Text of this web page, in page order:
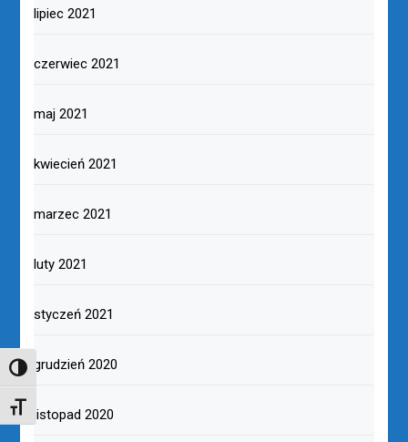
TOGGLE HIGH CONTRAST
TOGGLE FONT SIZE
lipiec 2021
czerwiec 2021
maj 2021
kwiecień 2021
marzec 2021
luty 2021
styczeń 2021
grudzień 2020
listopad 2020